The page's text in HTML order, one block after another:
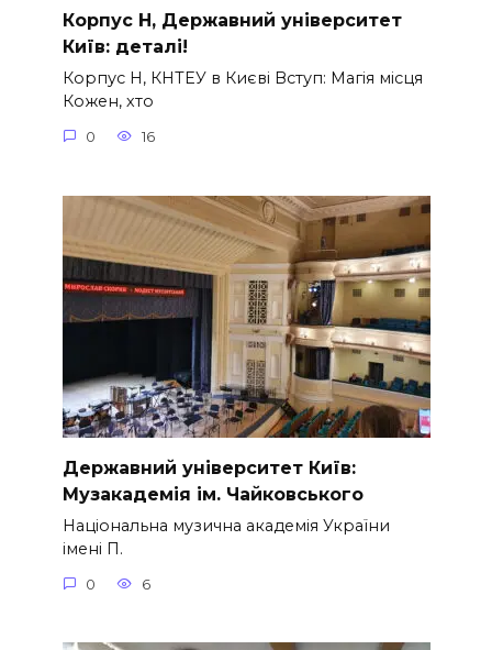
Корпус Н, Державний університет
Київ: деталі!
Корпус Н, КНТЕУ в Києві Вступ: Магія місця
Кожен, хто
0 16
Державний університет Київ:
Музакадемія ім. Чайковського
Національна музична академія України
імені П.
0 6